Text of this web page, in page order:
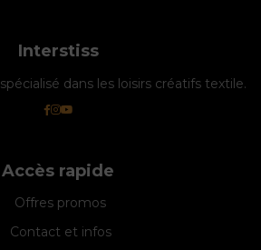
Interstiss
dans les loisirs créatifs textile.
Accès rapide
Offres promos
Contact et infos